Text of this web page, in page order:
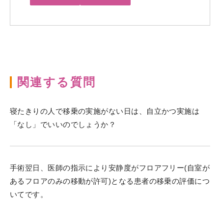
関連する質問
寝たきりの人で移乗の実施がない日は、自立かつ実施は
「なし」でいいのでしょうか？
手術翌日、医師の指示により安静度がフロアフリー(自室が
あるフロアのみの移動が許可)となる患者の移乗の評価につ
いてです。